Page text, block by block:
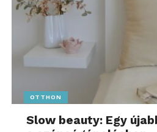
OTTHON
Slow beauty: Egy